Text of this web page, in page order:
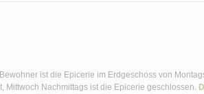
ist die Epicerie im Erdgeschoss von
Mittwoch Nachmittags ist die Epicerie geschlossen.